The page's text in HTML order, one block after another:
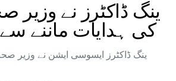
ینگ ڈاکٹرز نے وزیر
کی ہدایات ماننے سے
ینگ ڈاکٹرز ایسوسی ایشن نے وزیر